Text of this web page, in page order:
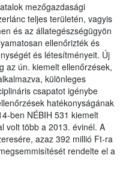
mezőgazdasági
teljes területén, vagyis
és az állategészségügyön
ellenőrizték és
és létesítményeit. Új
az ún. kiemelt ellenőrzések,
különleges
csapatot igénybe
hatékonyságának
ben NÉBIH 531 kiemelt
volt több a 2013. évinél. A
azaz 392 millió Ft-ra
rendelte el a